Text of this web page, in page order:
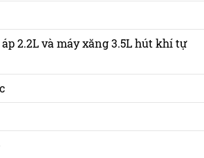
2.2L và máy xăng 3.5L hút khí tự